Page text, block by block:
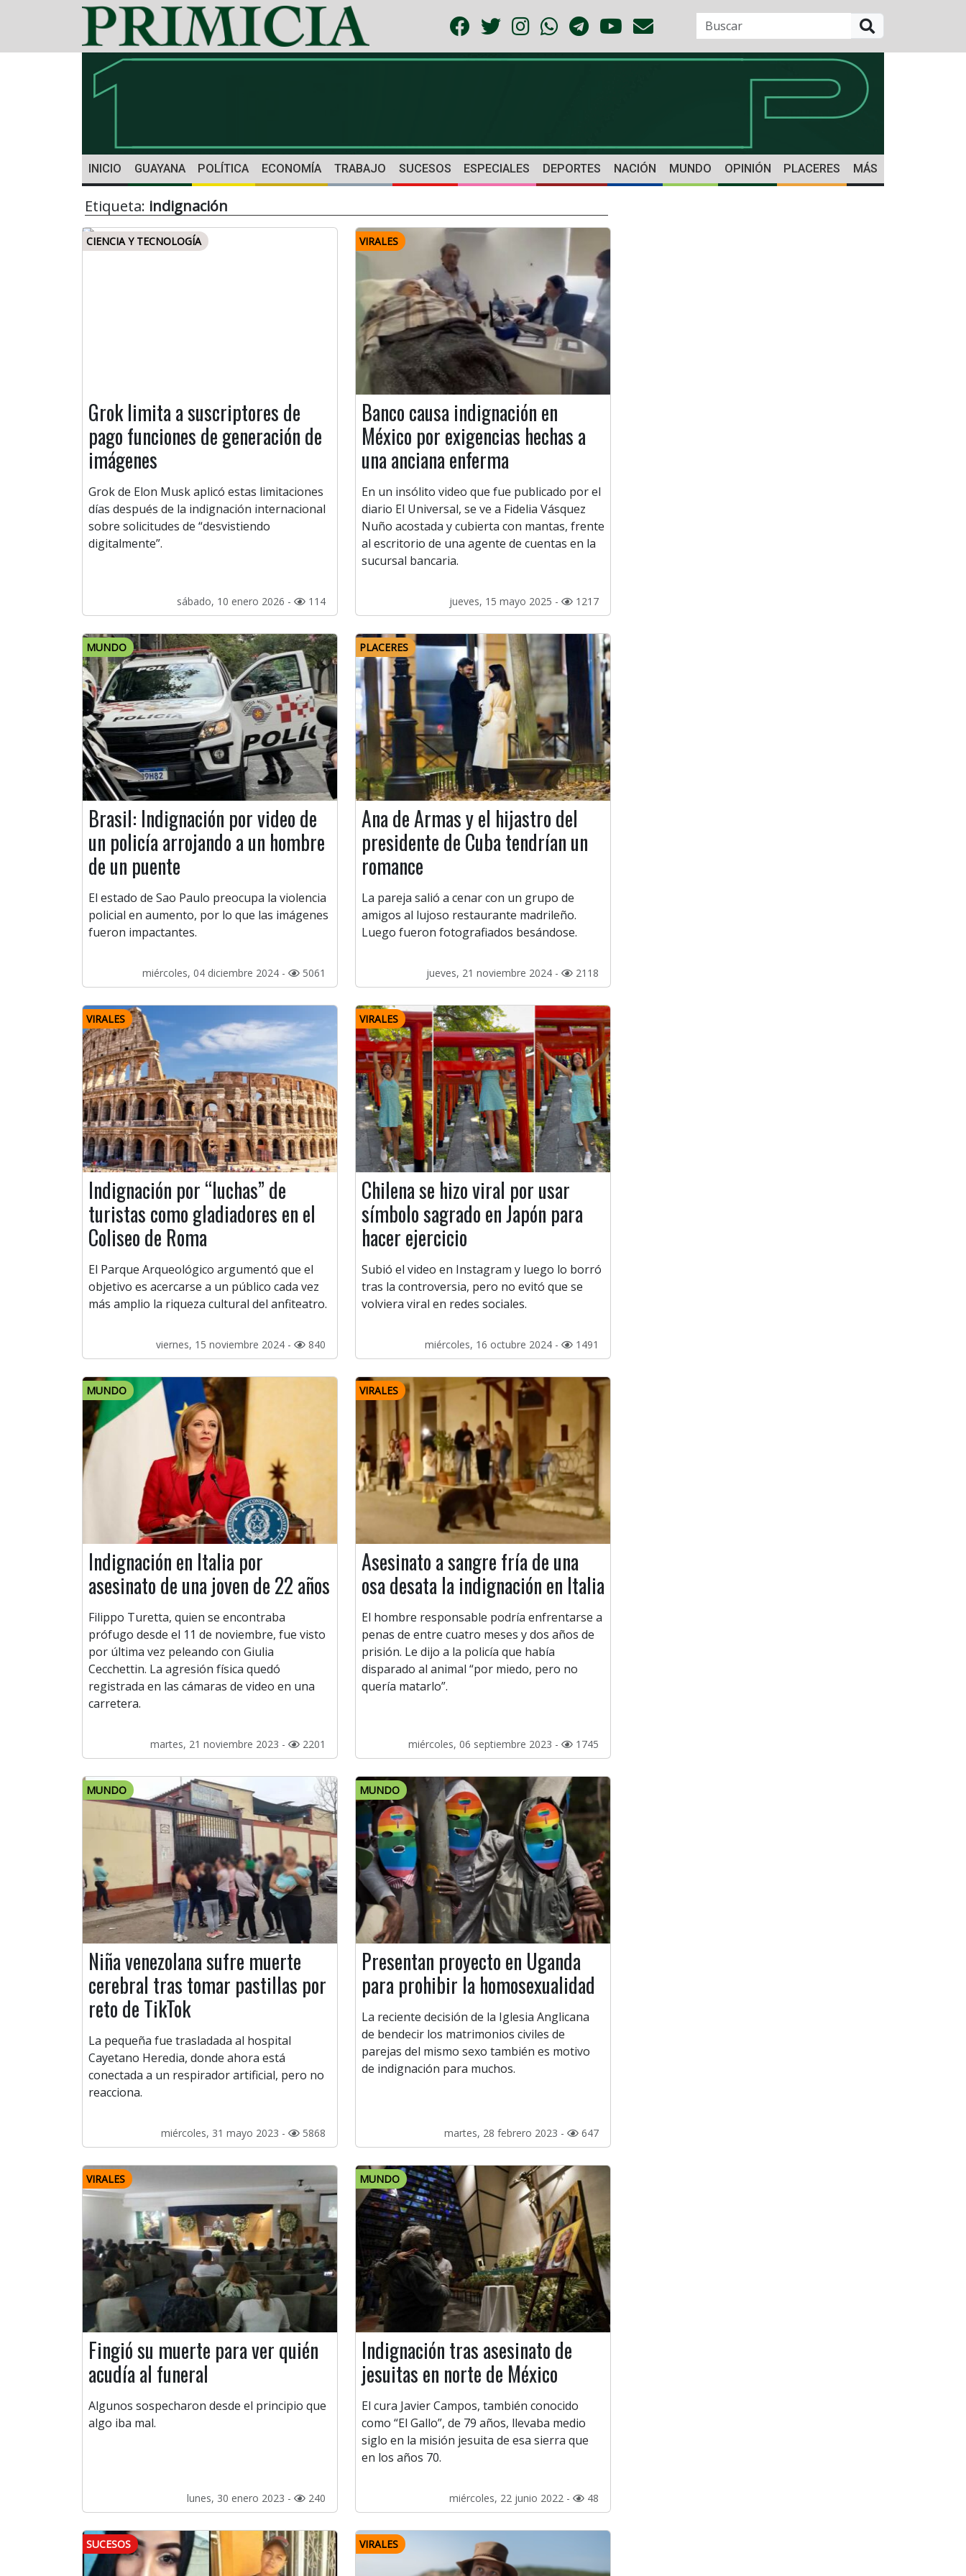
INICIO GUAYANA POLÍTICA ECONOMÍA TRABAJO SUCESOS ESPECIALES DEPORTES NACIÓN MUNDO OPINIÓN PLACERES MÁS
Etiqueta: indignación
CIENCIA Y TECNOLOGÍA
Grok limita a suscriptores de
pago funciones de generación de
imágenes
Grok de Elon Musk aplicó estas limitaciones
días después de la indignación internacional
sobre solicitudes de “desvistiendo
digitalmente”.
sábado, 10 enero 2026 - 114
VIRALES
Banco causa indignación en
México por exigencias hechas a
una anciana enferma
En un insólito video que fue publicado por el
diario El Universal, se ve a Fidelia Vásquez
Nuño acostada y cubierta con mantas, frente
al escritorio de una agente de cuentas en la
sucursal bancaria.
jueves, 15 mayo 2025 - 1217
MUNDO
Brasil: Indignación por video de
un policía arrojando a un hombre
de un puente
El estado de Sao Paulo preocupa la violencia
policial en aumento, por lo que las imágenes
fueron impactantes.
miércoles, 04 diciembre 2024 - 5061
PLACERES
Ana de Armas y el hijastro del
presidente de Cuba tendrían un
romance
La pareja salió a cenar con un grupo de
amigos al lujoso restaurante madrileño.
Luego fueron fotografiados besándose.
jueves, 21 noviembre 2024 - 2118
VIRALES
Indignación por “luchas” de
turistas como gladiadores en el
Coliseo de Roma
El Parque Arqueológico argumentó que el
objetivo es acercarse a un público cada vez
más amplio la riqueza cultural del anfiteatro.
viernes, 15 noviembre 2024 - 840
VIRALES
Chilena se hizo viral por usar
símbolo sagrado en Japón para
hacer ejercicio
Subió el video en Instagram y luego lo borró
tras la controversia, pero no evitó que se
volviera viral en redes sociales.
miércoles, 16 octubre 2024 - 1491
MUNDO
Indignación en Italia por
asesinato de una joven de 22 años
Filippo Turetta, quien se encontraba
prófugo desde el 11 de noviembre, fue visto
por última vez peleando con Giulia
Cecchettin. La agresión física quedó
registrada en las cámaras de video en una
carretera.
martes, 21 noviembre 2023 - 2201
VIRALES
Asesinato a sangre fría de una
osa desata la indignación en Italia
El hombre responsable podría enfrentarse a
penas de entre cuatro meses y dos años de
prisión. Le dijo a la policía que había
disparado al animal “por miedo, pero no
quería matarlo”.
miércoles, 06 septiembre 2023 - 1745
MUNDO
Niña venezolana sufre muerte
cerebral tras tomar pastillas por
reto de TikTok
La pequeña fue trasladada al hospital
Cayetano Heredia, donde ahora está
conectada a un respirador artificial, pero no
reacciona.
miércoles, 31 mayo 2023 - 5868
MUNDO
Presentan proyecto en Uganda
para prohibir la homosexualidad
La reciente decisión de la Iglesia Anglicana
de bendecir los matrimonios civiles de
parejas del mismo sexo también es motivo
de indignación para muchos.
martes, 28 febrero 2023 - 647
VIRALES
Fingió su muerte para ver quién
acudía al funeral
Algunos sospecharon desde el principio que
algo iba mal.
lunes, 30 enero 2023 - 240
MUNDO
Indignación tras asesinato de
jesuitas en norte de México
El cura Javier Campos, también conocido
como “El Gallo”, de 79 años, llevaba medio
siglo en la misión jesuita de esa sierra que
en los años 70.
miércoles, 22 junio 2022 - 48
SUCESOS VIRALES